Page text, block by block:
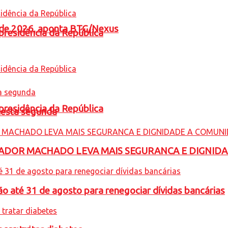
2026, aponta BTG/Nexus
da República
da República
segunda
MACHADO LEVA MAIS SEGURANCA E
até 31 de agosto para renegociar dívidas bancárias